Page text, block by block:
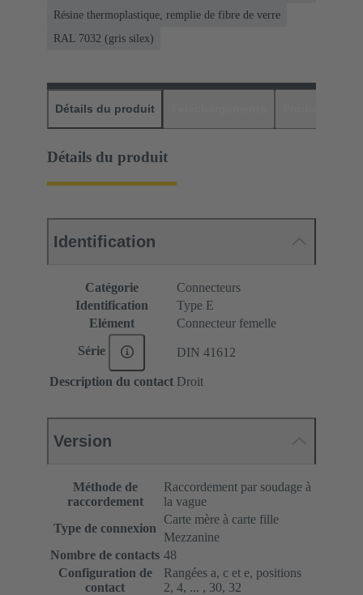
Résine thermoplastique, remplie de fibre de verre
RAL 7032 (gris silex)
Détails du produit
Détails du produit
Identification
Catégorie
Connecteurs
Identification
Type E
Elément
Connecteur femelle
Série DIN 41612
Description du contact Droit
Version
Méthode de
raccordement
Raccordement par soudage à
la vague
Type de connexion
Carte mère à carte fille
Mezzanine
Nombre de contacts 48
Configuration de
contact
Rangées a, c et e, positions
2, 4, ... , 30, 32